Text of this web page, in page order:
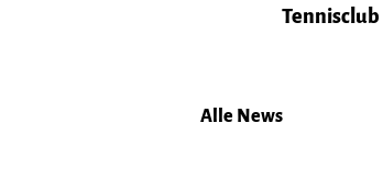
Tennisclub
Alle News